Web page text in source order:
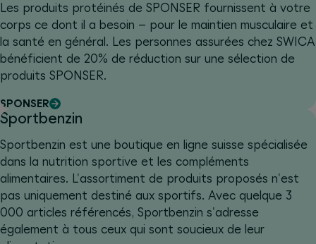
Les produits protéinés de SPONSER fournissent à votre
corps ce dont il a besoin – pour le maintien musculaire et
la santé en général. Les personnes assurées chez SWICA
bénéficient de 20% de réduction sur une sélection de
produits SPONSER.
SPONSER
Sportbenzin
Sportbenzin est une boutique en ligne suisse spécialisée
dans la nutrition sportive et les compléments
alimentaires. L'assortiment de produits proposés n'est
pas uniquement destiné aux sportifs. Avec quelque 3
000 articles référencés, Sportbenzin s'adresse
également à tous ceux qui sont soucieux de leur